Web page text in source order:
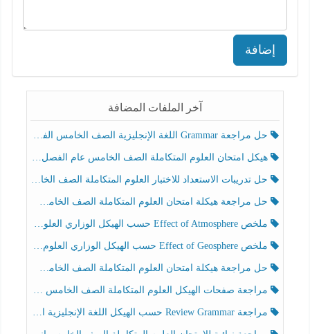
إضافة
آخر الملفات المضافة
حل مراجعة Grammar اللغة الإنجليزية الصف الخامس الفصل الثالث
هيكل امتحان العلوم المتكاملة الصف الخامس عام الفصل الدراسي الثالث 2025-2026
حل تدريبات الاستعداد للاختبار العلوم المتكاملة الصف الخامس عام الفصل الثالث
حل مراجعة هيكلة امتحان العلوم المتكاملة الصف الخامس انسبير الفصل الثالث
ملخص Effect of Atmosphere حسب الهيكل الوزاري العلوم المتكاملة الصف الخامس انسبير الفصل الثالث
ملخص Effect of Geosphere حسب الهيكل الوزاري العلوم المتكاملة الصف الخامس انسبير الفصل الثالث
حل مراجعة هيكلة امتحان العلوم المتكاملة الصف الخامس عام الفصل الثالث
مراجعة صفحات الهيكل العلوم المتكاملة الصف الخامس انسبير الفصل الثالث
مراجعة Review Grammar حسب الهيكل اللغة الإنجليزية الصف الخامس الفصل الثالث